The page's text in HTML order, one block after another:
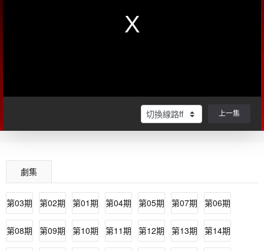
上一集
劇集
第03期 第02期 第01期 第04期 第05期 第07期 第06期
第08期 第09期 第10期 第11期 第12期 第13期 第14期